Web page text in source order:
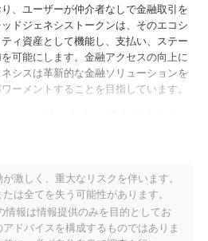
、ユーザーが仲介者なしで金融取引を
ドジェネシストークンは、そのエコシ
ィ資産として機能し、支払い、ステー
可能にします。金融アクセスの向上に
シスは革新的な金融ソリューションを
ーメントすることを目指しています。
した暗号通貨プロジェクトとして2021
ブロックチェーン愛好者のチームによ
融ツールとサービスの提供に焦点を当
は、立ち上げ後すぐにいくつかの取引
を集め、暗号市場での存在感を確立し
激しく、重大なリスクを伴います。
は全てを失う可能性があります。
情報は情報提供のみを目的としてお
ドバイスを構成するものではありま